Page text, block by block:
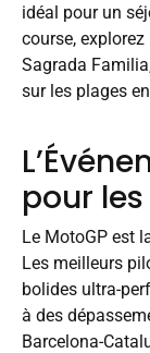
idéal pour un
course,
Sagrada
sur les plages
pour
Le MotoGP est
Les meilleurs
bolides ultra-
à des
Barcelona-